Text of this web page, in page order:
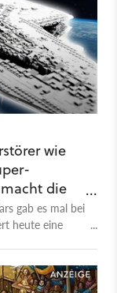
wie
die
gab es mal bei
heute eine